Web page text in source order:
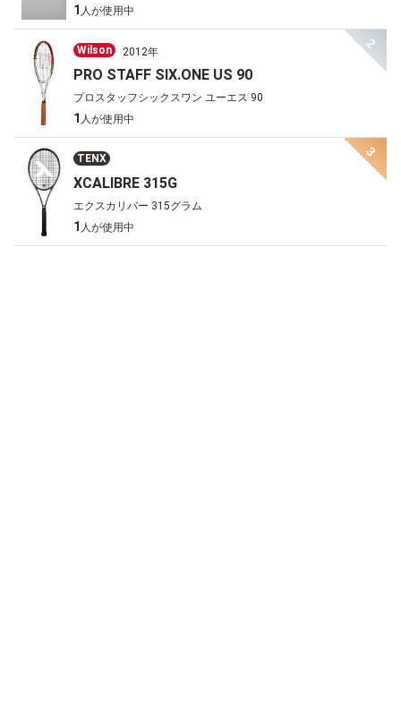
1 人が使用中
Wilson 2012年
PRO STAFF SIX.ONE US 90
プロスタッフシックスワン ユーエス 90
1 人が使用中
2
TENX
XCALIBRE 315G
エクスカリバー 315グラム
1 人が使用中
3